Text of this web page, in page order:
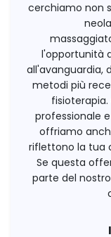
cerchiamo non
l'opportunità
all'avanguardia,
metodi più
professionale
offriamo
riflettono la tua
Se questa
parte del